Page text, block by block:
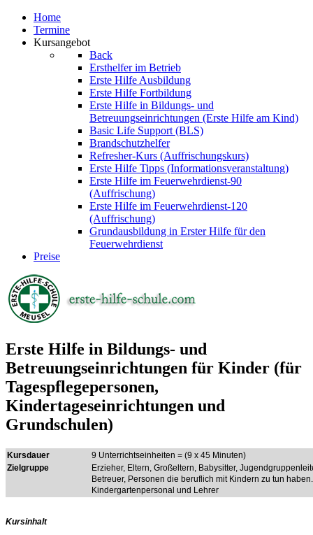
Home
Termine
Kursangebot
Back
Ersthelfer im Betrieb
Erste Hilfe Ausbildung
Erste Hilfe Fortbildung
Erste Hilfe in Bildungs- und
Betreuungseinrichtungen (Erste Hilfe am Kind)
Basic Life Support (BLS)
Brandschutzhelfer
Refresher-Kurs (Auffrischungskurs)
Erste Hilfe Tipps (Informationsveranstaltung)
Erste Hilfe im Feuerwehrdienst-90
(Auffrischung)
Erste Hilfe im Feuerwehrdienst-120
(Auffrischung)
Grundausbildung in Erster Hilfe für den
Feuerwehrdienst
Preise
Erste Hilfe in Bildungs- und
Betreuungseinrichtungen für Kinder (für
Tagespflegepersonen,
Kindertageseinrichtungen und
Grundschulen)
Kursdauer
9 Unterrichtseinheiten = (9 x 45 Minuten)
Zielgruppe
Erzieher, Eltern, Großeltern, Babysitter,
Betreuer, Personen die beruflich mit Kindern zu tun haben.
Kindergartenpersonal und Lehrer
Kursinhalt